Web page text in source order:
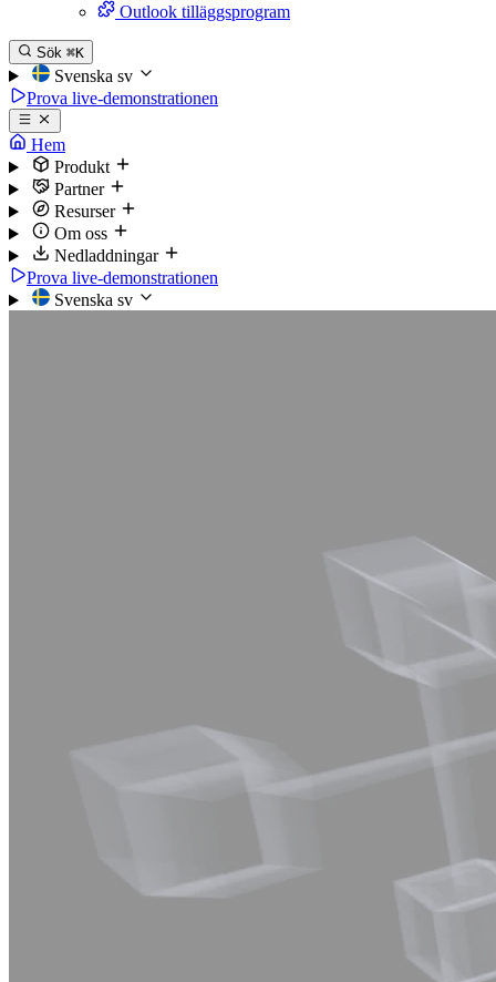
Outlook tilläggsprogram
Sök ⌘K
Svenska sv
Prova live-demonstrationen
Hem
Produkt
Partner
Resurser
Om oss
Nedladdningar
Prova live-demonstrationen
Svenska sv